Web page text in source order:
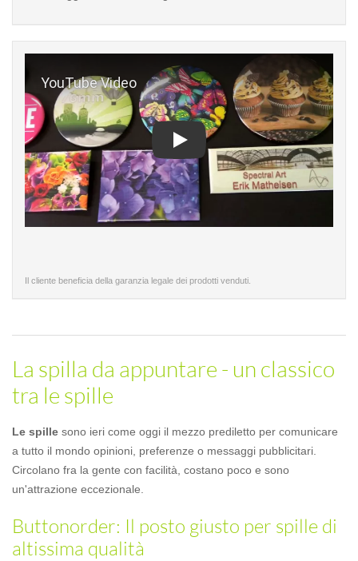
Il cliente beneficia della garanzia legale dei prodotti venduti.
La spilla da appuntare - un classico
tra le spille
Le spille sono ieri come oggi il mezzo prediletto per comunicare
a tutto il mondo opinioni, preferenze o messaggi pubblicitari.
Circolano fra la gente con facilità, costano poco e sono
un'attrazione eccezionale.
Buttonorder: Il posto giusto per spille di
altissima qualità